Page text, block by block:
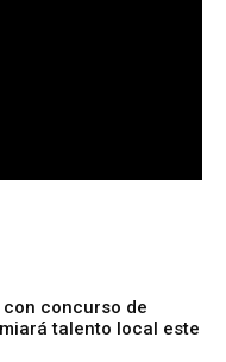
concurso de
talento local este